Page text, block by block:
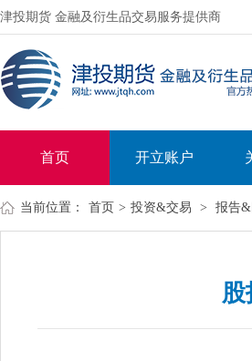
津投期货 金融及衍生品交易服务提供商
首页 开立账户
当前位置： 首页 > 投资&交易 > 报告
股